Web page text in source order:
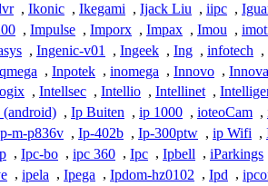
,
iipc
,
Ijack Liu
,
Ikegami
,
Ikonic
,
,
Imou
,
Impax
,
Imporx
,
Impulse
,
,
infotech
,
Ing
,
Ingeek
,
Ingenic-v01
,
,
Innovo
,
inomega
,
Inpotek
,
,
Intellinet
,
Intellio
,
Intellsec
,
,
ioteoCam
,
ip 1000
,
Ip Buiten
,
(android)
,
ip Wifi
,
Ip-300ptw
,
Ip-402b
,
m-p836v
iParkings
,
Ipbell
,
Ipc
,
ipc 360
,
Ipc-bo
,
,
Ipd
,
Ipdom-hz0102
,
Ipega
,
ipela
,